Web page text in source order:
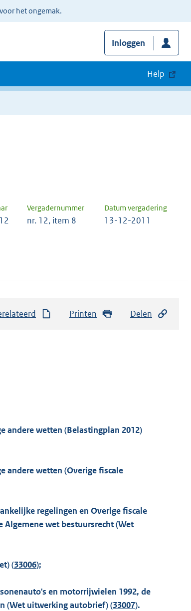
het ongemak.
Inloggen
Help
Vergadernummer Datum vergadering
nr. 12, item 8 13-12-2011
Printen Delen
andere wetten (Belastingplan 2012)
andere wetten (Overige fiscale
regelingen en Overige fiscale
Algemene wet bestuursrecht (Wet
(33006);
en motorrijwielen 1992, de
(Wet uitwerking autobrief) (33007).